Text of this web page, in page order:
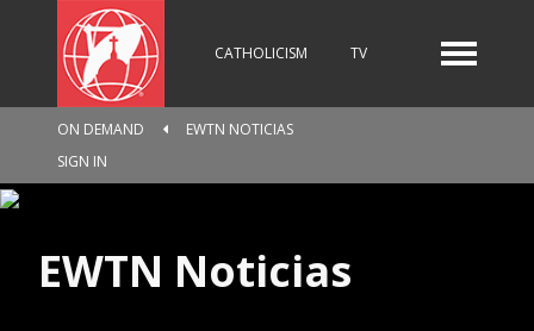
CATHOLICISM TV
KIDS
ON DEMAND
EWTN NOTICIAS
SIGN IN
EWTN Noticias